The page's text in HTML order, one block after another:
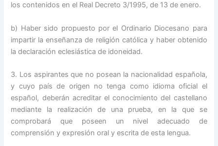
los contenidos en el Real Decreto 3/1995, de 13 de enero.
b) Haber sido propuesto por el Ordinario Diocesano para
impartir la enseñanza de religión católica y haber obtenido
la declaración eclesiástica de idoneidad.
3. Los aspirantes que no posean la nacionalidad española,
y cuyo país de origen no tenga como idioma oficial el
español, deberán acreditar el conocimiento del castellano
mediante la realización de una prueba, en la que se
comprobará que poseen un nivel adecuado de
comprensión y expresión oral y escrita de esta lengua.